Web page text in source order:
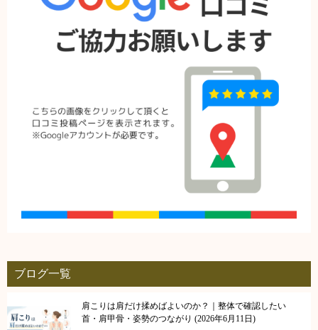
ブログ一覧
肩こりは肩だけ揉めばよいのか？｜整体で確認したい
首・肩甲骨・姿勢のつながり
2026年6月11日